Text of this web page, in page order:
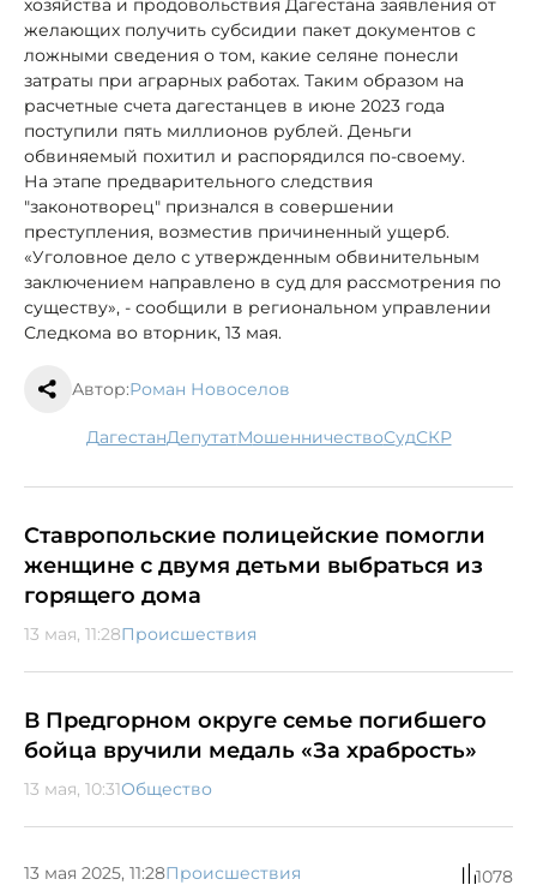
хозяйства и продовольствия Дагестана заявления от
желающих получить субсидии пакет документов с
ложными сведения о том, какие селяне понесли
затраты при аграрных работах. Таким образом на
расчетные счета дагестанцев в июне 2023 года
поступили пять миллионов рублей. Деньги
обвиняемый похитил и распорядился по-своему.
На этапе предварительного следствия
"законотворец" признался в совершении
преступления, возместив причиненный ущерб.
«Уголовное дело с утвержденным обвинительным
заключением направлено в суд для рассмотрения по
существу», - сообщили в региональном управлении
Следкома во вторник, 13 мая.
Автор:Роман Новоселов
Дагестан депутат мошенничество суд СКР
Ставропольские полицейские помогли
женщине с двумя детьми выбраться из
горящего дома
13 мая, 11:28Происшествия
В Предгорном округе семье погибшего
бойца вручили медаль «За храбрость»
13 мая, 10:31Общество
13 мая 2025, 11:28Происшествия 1078